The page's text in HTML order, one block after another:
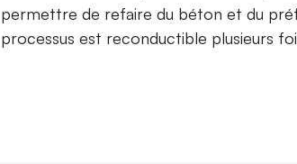
permettre de refaire du béton et du
processus est reconductible plusieurs